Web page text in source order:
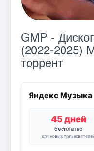
GMP -
(2022-2025)
торрент
Яндекс Музыка
45 дней
бесплатно
для новых